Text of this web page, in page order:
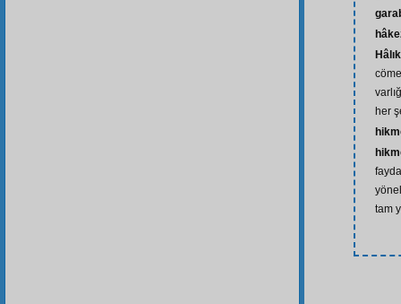
her
tam